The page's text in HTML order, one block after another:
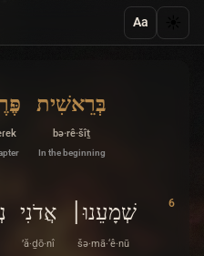
Aa
בְּרֵאשִׁית
bə·rê·šîṯ
In the beginning
6 שְׁמָעֵנוּ׀
šə·mā·‘ê·nū
אֲדֹנִי
’ă·ḏō·nî